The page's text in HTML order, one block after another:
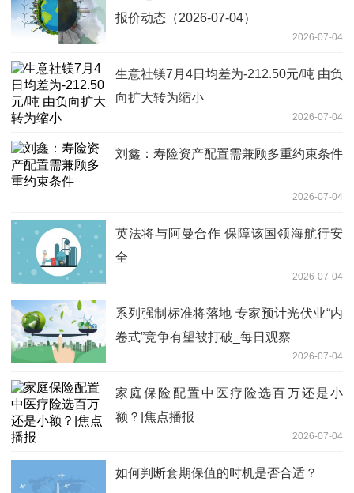
报价动态（2026-07-04）
2026-07-04
生意社镁7月4日均差为-212.50元/吨 由负
向扩大转为缩小
2026-07-04
刘鑫：寿险资产配置需兼顾多重约束条件
2026-07-04
英法将与阿曼合作 保障该国领海航行安
全
2026-07-04
系列强制标准将落地 专家预计光伏业“内
卷式”竞争有望被打破_每日观察
2026-07-04
家庭保险配置中医疗险选百万还是小
额？|焦点播报
2026-07-04
如何判断套期保值的时机是否合适？